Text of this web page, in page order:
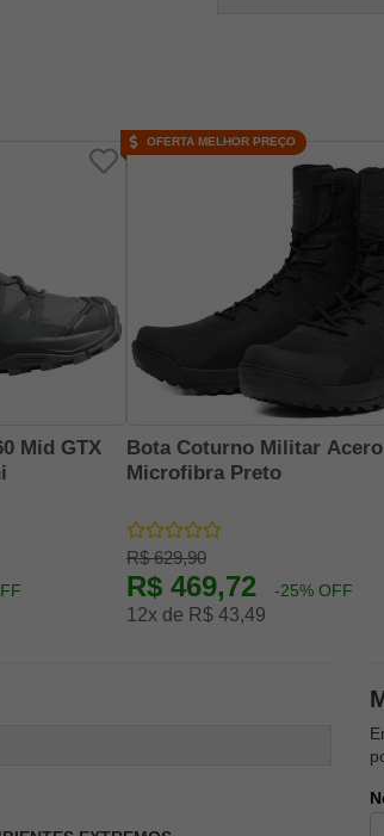
Mid GTX
Bota Coturno Militar
Microfibra Preto
R$ 629,90
R$ 469,72 -25% OFF
12x de R$ 43,49
OFERTA MELHOR PREÇO